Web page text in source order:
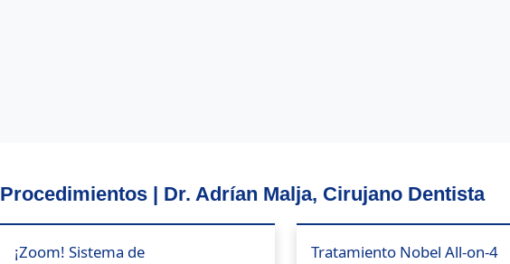
Procedimientos | Dr. Adrían Malja, Cirujano Dentista
¡Zoom! Sistema de
Tratamiento Nobel All-on-4